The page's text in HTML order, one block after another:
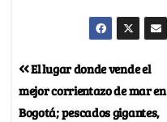
El lugar donde vende el
mejor corrientazo de mar en
Bogotá; pescados gigantes,